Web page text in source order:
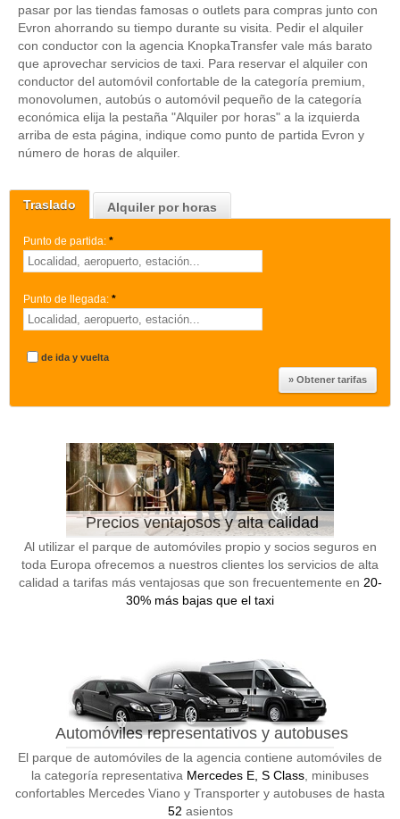
Traslado Alquiler por horas
Punto de partida: *
Punto de llegada: *
de ida y vuelta
Precios ventajosos y alta calidad
Al utilizar el parque de automóviles propio y socios seguros en
toda Europa ofrecemos a nuestros clientes los servicios de alta
calidad a tarifas más ventajosas que son frecuentemente en 20-
30% más bajas que el taxi
Automóviles representativos y autobuses
El parque de automóviles de la agencia contiene automóviles de
la categoría representativa Mercedes E, S Class , minibuses
confortables Mercedes Viano y Transporter y autobuses de hasta
52 asientos
pasar por las tiendas famosas o outlets para compras junto con
Evron ahorrando su tiempo durante su visita. Pedir el alquiler
con conductor con la agencia KnopkaTransfer vale más barato
que aprovechar servicios de taxi. Para reservar el alquiler con
conductor del automóvil confortable de la categoría premium,
monovolumen, autobús o automóvil pequeño de la categoría
económica elija la pestaña "Alquiler por horas" a la izquierda
arriba de esta página, indique como punto de partida Evron y
número de horas de alquiler.